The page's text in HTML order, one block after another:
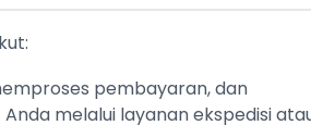
pembayaran, dan
melalui layanan ekspedisi